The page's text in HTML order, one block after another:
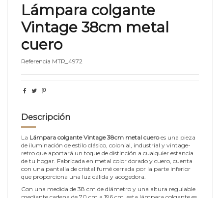
Lámpara colgante
Vintage 38cm metal
cuero
Referencia MTR_4972
Descripción
La Lámpara colgante Vintage 38cm metal cueroes una pieza
de iluminación de estilo clásico, colonial, industrial y vintage-
retro que aportará un toque de distinción a cualquier estancia
de tu hogar. Fabricada en metal color dorado y cuero, cuenta
con una pantalla de cristal fumé cerrada por la parte inferior
que proporciona una luz cálida y acogedora.
Con una medida de 38 cm de diámetro y una altura regulable